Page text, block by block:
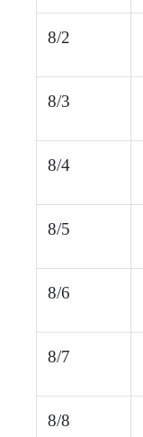
8/2
8/3
8/4
8/5
8/6
8/7
8/8